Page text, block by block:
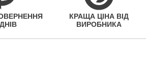
КРАЩА ЦІНА ВІД
ВИРОБНИКА